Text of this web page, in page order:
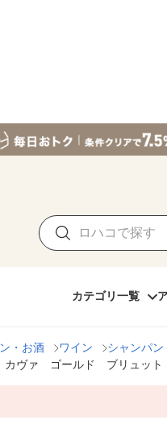
カテゴリ一覧
・お酒 ワイン シャンパ
カヴァ ゴールド ブリュッ